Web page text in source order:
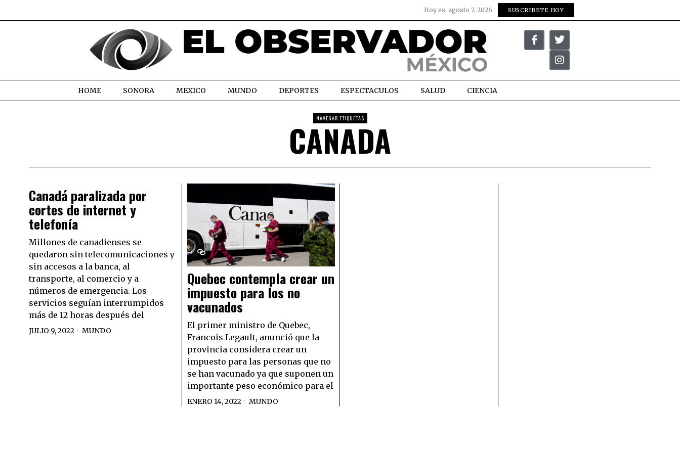
Hoy es: agosto 7, 2026 SUSCRIBETE HOY
HOME SONORA MEXICO MUNDO DEPORTES ESPECTACULOS SALUD CIENCIA
NAVEGAR ETIQUETAS
CANADA
Canadá paralizada por
cortes de internet y
telefonía
Millones de canadienses se
quedaron sin telecomunicaciones y
sin accesos a la banca, al
transporte, al comercio y a
números de emergencia. Los
servicios seguían interrumpidos
más de 12 horas después del
JULIO 9, 2022 MUNDO
Quebec contempla crear un
impuesto para los no
vacunados
El primer ministro de Quebec,
Francois Legault, anunció que la
provincia considera crear un
impuesto para las personas que no
se han vacunado ya que suponen un
importante peso económico para el
ENERO 14, 2022 MUNDO